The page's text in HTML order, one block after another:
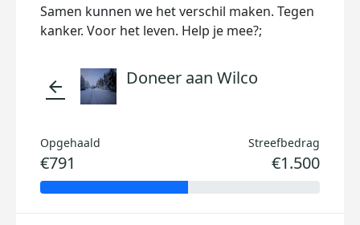
Samen kunnen we het verschil maken. Tegen
kanker. Voor het leven. Help je mee?;
arrow_back Doneer aan Wilco
Opgehaald
€791
Streefbedrag
€1.500